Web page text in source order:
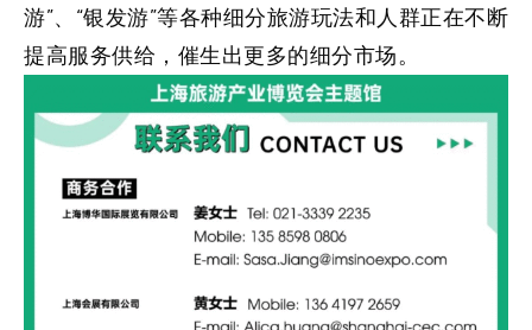
游”、“银发游”等各种细分旅游玩法和人群正在不断
提高服务供给，催生出更多的细分市场。